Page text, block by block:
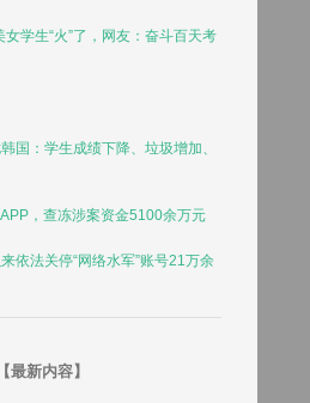
学生“火”了，网友：奋斗百天考
国：学生成绩下降、垃圾增加、
，查冻涉案资金5100余万元
依法关停“网络水军”账号21万余
【最新内容】